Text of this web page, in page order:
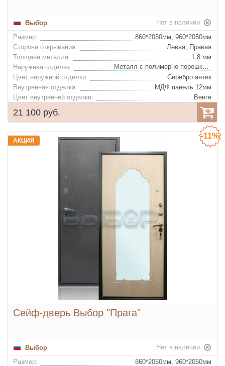
Выбор
Нет в наличии
Размер:
860*2050мм, 960*2050мм
Сторона открывания:
Левая, Правая
Толщина металла:
1,8 мм
Наружная отделка:
Металл с полимерно-порошковым покрытием
Цвет наружной отделки:
Серебро антик
Внутренняя отделка:
МДФ панель 12мм
Цвет внутренней отделки:
Венге
Декор внутренней отделки:
Фрезеровка, премиум рисунок Патина серебро
Утеплитель:
Базальтовая плита "IZOL LIGHT"
Хром
Ночная задвижка:
Да
Глазок:
Да
21 100 руб.
АКЦИЯ
-11%
Сейф-дверь Выбор "Прага"
Выбор
Нет в наличии
Размер:
860*2050мм, 960*2050мм